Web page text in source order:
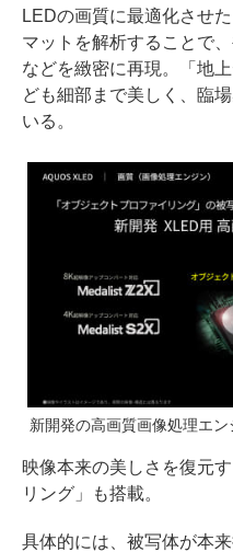
LEDの画質に最適化させ
マットを解析することで
などを緻密に再現。「地
ども細部まで美しく、臨
いる。
新開発の高画質画像処理エ
映像本来の美しさを復元
リング」も搭載。
具体的には、被写体が本